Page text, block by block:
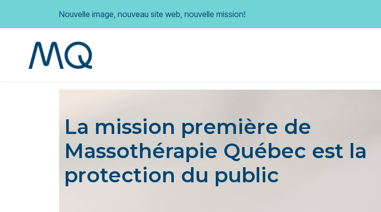
Nouvelle image, nouveau site web, nouvelle mission!
La mission première de
Massothérapie Québec est la
protection du public